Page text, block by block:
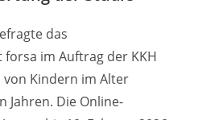
das
im Auftrag der KKH
von Kindern im Alter
Jahren. Die Online-